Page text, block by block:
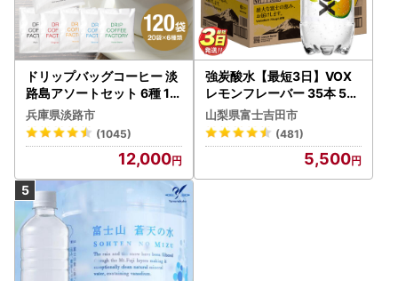
ドリップバッグコーヒー 淡
路島アソートセット 6種 12
0袋 飲み比べ コーヒー
兵庫県淡路市
(1045)
12,000
強炭酸水【最短3日】VOX
レモンフレーバー 35本 50
0ml 【富士吉田市限定カー
トン】炭酸
山梨県富士吉田市
(481)
5,500